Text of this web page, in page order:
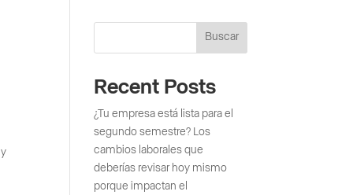
Buscar
Recent Posts
¿Tu empresa está lista para el
segundo semestre? Los
cambios laborales que
deberías revisar hoy mismo
porque impactan el